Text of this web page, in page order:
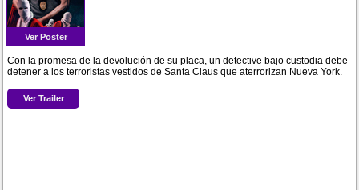
Ver Poster
Con la promesa de la devolución de su placa, un detective bajo custodia debe
detener a los terroristas vestidos de Santa Claus que aterrorizan Nueva York.
Ver Trailer